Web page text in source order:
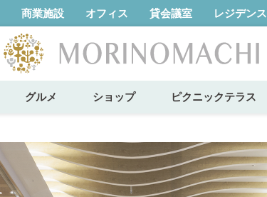
商業施設 オフィス 貸会議室 レジデンス
グルメ ショップ ピクニックテラス